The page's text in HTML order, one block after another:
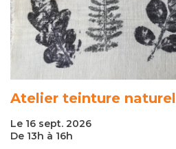
Atelier teinture
Le 16 sept. 2026
De 13h à 16h